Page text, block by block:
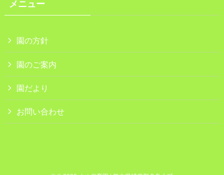
メニュー
園の方針
園のご案内
園だより
お問い合わせ